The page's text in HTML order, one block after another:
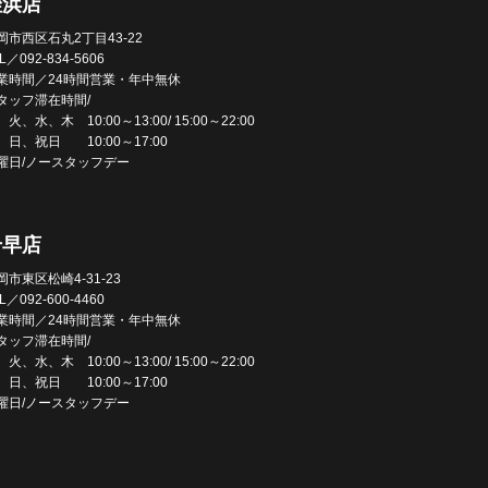
市西区石丸2丁目43-22
／092-834-5606
時間／24時間営業・年中無休
ッフ滞在時間/
火、水、木 10:00～13:00/ 15:00～22:00
日、祝日 10:00～17:00
日/ノースタッフデー
店
市東区松崎4-31-23
／092-600-4460
時間／24時間営業・年中無休
ッフ滞在時間/
火、水、木 10:00～13:00/ 15:00～22:00
日、祝日 10:00～17:00
日/ノースタッフデー